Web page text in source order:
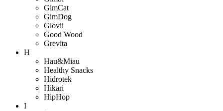
GimCat
GimDog
Glovii
Good Wood
Grevita
H
Hau&Miau
Healthy Snacks
Hidrotek
Hikari
HipHop
I